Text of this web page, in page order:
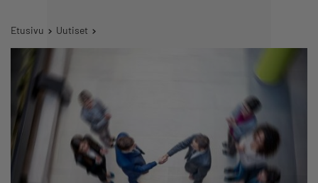
Etusivu Uutiset
Suodata hakutuloksia: näytä kaikki sisältö